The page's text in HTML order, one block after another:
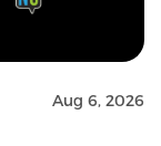
Aug 6, 2026